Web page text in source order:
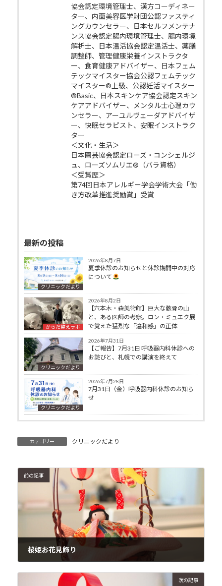
協会認定環境管理士、漢方コーディネー
ター、内面美容医学財団公認ファスティ
ングカウンセラー、日本セルフメンテナ
ンス協会認定腸内環境管理士、腸内環境
解析士、日本温活協会認定温活士、薬膳
調整師、管理健康栄養インストラクタ
ー、食育健康アドバイザー、日本フェム
テックマイスター協会公認フェムテック
マイスター®上級、公認妊活マイスター
®Basic、日本スキンケア協会認定スキン
ケアアドバイザー、メンタル士心理カウ
ンセラー、アーユルヴェーダアドバイザ
ー、快眠セラピスト、安眠インストラク
ター
＜文化・生活＞
日本園芸協会認定ローズ・コンシェルジ
ュ、ローズソムリエ®（バラ資格）
＜受賞歴＞
第74回日本アレルギー学会学術大会「働
き方改革推進奨励賞」受賞
最新の投稿
クリニックだより
2026年8月7日
夏季休診のお知らせと休診期間中の対応
について
からだ整えラボ
2026年8月2日
【六本木・森美術館】巨大な骸骨の山
と、ある医師の考察。ロン・ミュエク展
で覚えた猛烈な「違和感」の正体
クリニックだより
2026年7月31日
【ご報告】7月31日 呼吸器内科休診への
お詫びと、札幌での講演を終えて
クリニックだより
2026年7月28日
7月31日（金）呼吸器内科休診のお知ら
せ
カテゴリー クリニックだより
前の記事
桜姫お花見飾り
次の記事